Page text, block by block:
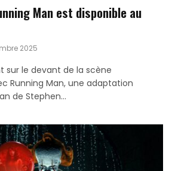
Man est disponible au
2025
sur le devant de la scène
Running Man, une adaptation
de Stephen…